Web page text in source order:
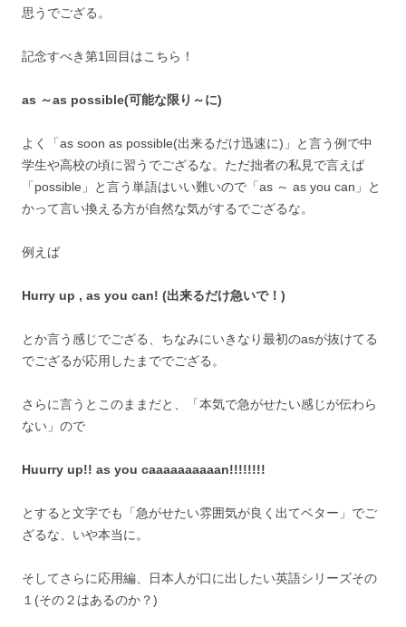
思うでござる。
記念すべき第1回目はこちら！
as ～as possible(可能な限り～に)
よく「as soon as possible(出来るだけ迅速に)」と言う例で中
学生や高校の頃に習うでござるな。ただ拙者の私見で言えば
「possible」と言う単語はいい難いので「as ～ as you can」と
かって言い換える方が自然な気がするでござるな。
例えば
Hurry up , as you can! (出来るだけ急いで！)
とか言う感じでござる、ちなみにいきなり最初のasが抜けてる
でござるが応用したまででござる。
さらに言うとこのままだと、「本気で急がせたい感じが伝わら
ない」ので
Huurry up!! as you caaaaaaaaaan!!!!!!!!
とすると文字でも「急がせたい雰囲気が良く出てベター」でご
ざるな、いや本当に。
そしてさらに応用編、日本人が口に出したい英語シリーズその
１(その２はあるのか？)